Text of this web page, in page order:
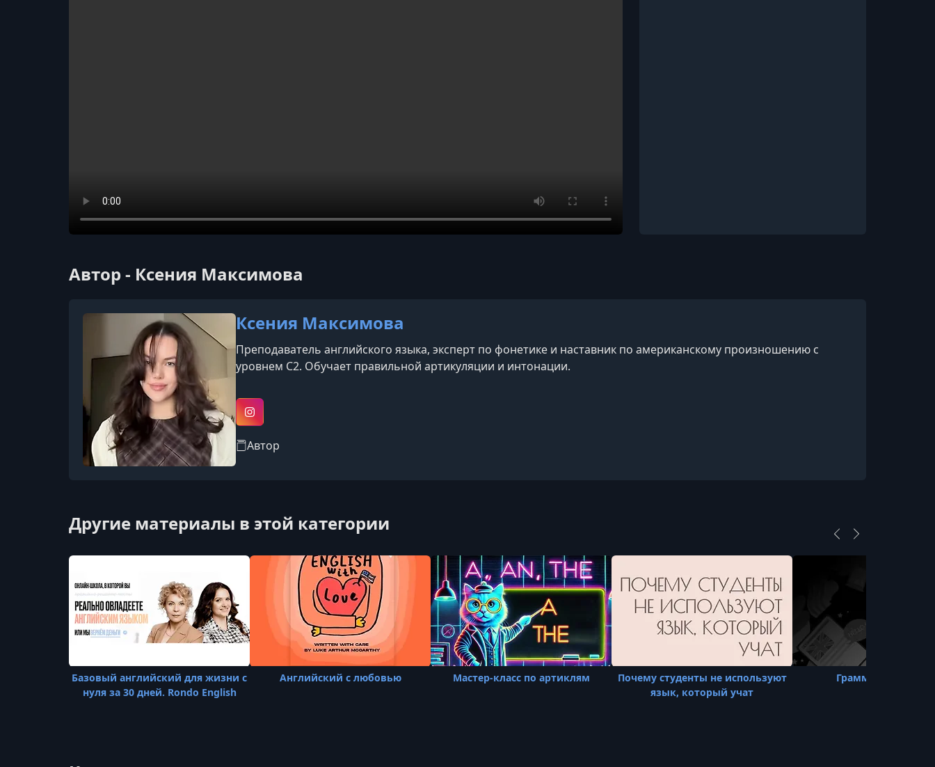
Автор - Ксения Максимова
Ксения Максимова
Преподаватель английского языка, эксперт по фонетике и наставник по американскому произношению с
уровнем C2. Обучает правильной артикуляции и интонации.
Instagram
Автор
Другие материалы в этой категории
Базовый английский для жизни с
нуля за 30 дней. Rondo English
Английский с любовью Мастер-класс по артиклям
Почему студенты не используют
язык, который учат
Грамматика А2-В1